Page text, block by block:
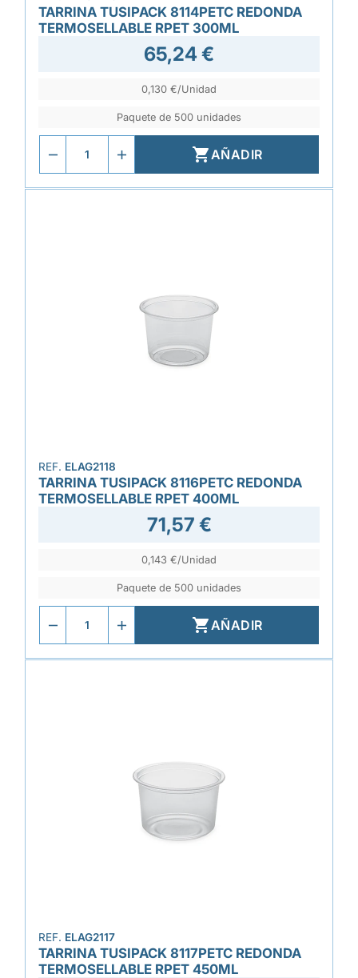
TARRINA TUSIPACK 8114PETC REDONDA
TERMOSELLABLE RPET 300ML
65,24 €
0,130 €/Unidad
Paquete de 500 unidades
AÑADIR
REF. ELAG2118
TARRINA TUSIPACK 8116PETC REDONDA
TERMOSELLABLE RPET 400ML
71,57 €
0,143 €/Unidad
Paquete de 500 unidades
AÑADIR
REF. ELAG2117
TARRINA TUSIPACK 8117PETC REDONDA
TERMOSELLABLE RPET 450ML